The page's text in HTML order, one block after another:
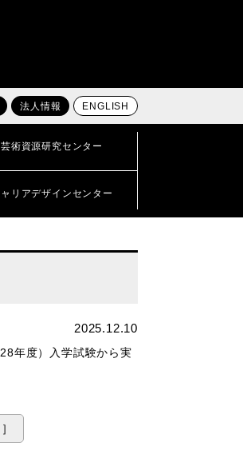
法人情報 ENGLISH
芸術資源研究センター
リアデザインセンター
2025.12.10
年度）入学試験から実